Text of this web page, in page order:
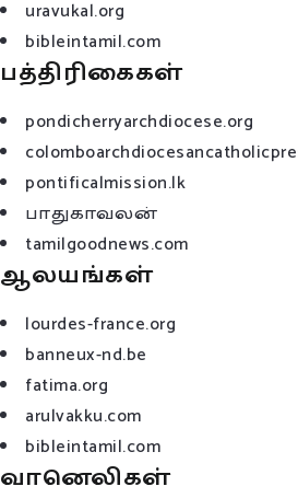
uravukal.org
bibleintamil.com
பத்திரிகைகள்
pondicherryarchdiocese.org
pontificalmission.lk
பாதுகாவலன்
tamilgoodnews.com
ஆலயங்கள்
lourdes-france.org
banneux-nd.be
fatima.org
arulvakku.com
bibleintamil.com
வானெலிகள்